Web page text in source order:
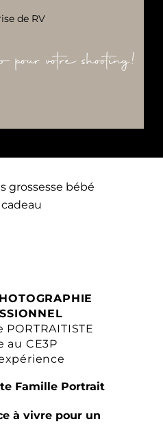
de RV
votre shooting!
au CE3P
Famille Portrait
à vivre pour un